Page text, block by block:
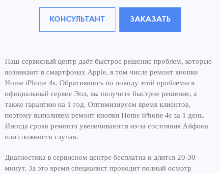
КОНСУЛЬТАНТ ЗАКАЗАТЬ
Наш сервисный центр даёт быстрое решение проблем, которые
возникают в смартфонах Apple, в том числе ремонт кнопки
Home iPhone 4s. Обратившись по поводу этой проблемы в
официальный сервис Эпл, вы получите быстрое решение, а
также гарантию на 1 год. Оптимизируем время клиентов,
поэтому выполняем ремонт кнопки Home iPhone 4s за 1 день.
Иногда сроки ремонта увеличиваются из-за состояния Айфона
или сложности случая.
Диагностика в сервисном центре бесплатна и длится 20-30
минут. За это время специалист проводит полный осмотр